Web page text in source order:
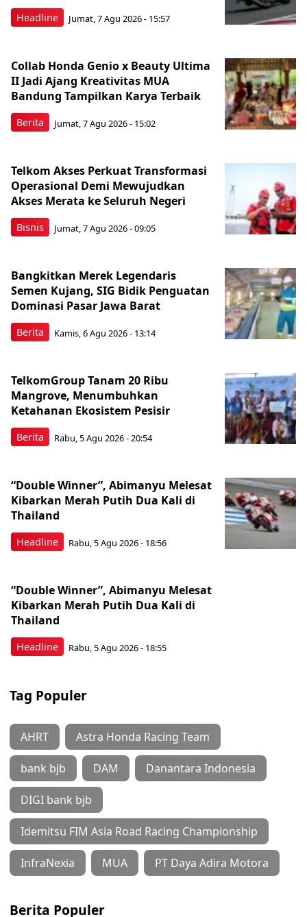
Headline Jumat, 7 Agu 2026 - 15:57
Berita
Collab Honda Genio x Beauty Ultima
II Jadi Ajang Kreativitas MUA
Bandung Tampilkan Karya Terbaik
Jumat, 7 Agu 2026 - 15:02
Bisnis
Telkom Akses Perkuat Transformasi
Operasional Demi Mewujudkan
Akses Merata ke Seluruh Negeri
Jumat, 7 Agu 2026 - 09:05
Berita
Bangkitkan Merek Legendaris
Semen Kujang, SIG Bidik Penguatan
Dominasi Pasar Jawa Barat
Kamis, 6 Agu 2026 - 13:14
Berita
TelkomGroup Tanam 20 Ribu
Mangrove, Menumbuhkan
Ketahanan Ekosistem Pesisir
Rabu, 5 Agu 2026 - 20:54
Headline
“Double Winner”, Abimanyu Melesat
Kibarkan Merah Putih Dua Kali di
Thailand
Rabu, 5 Agu 2026 - 18:56
Headline
“Double Winner”, Abimanyu Melesat
Kibarkan Merah Putih Dua Kali di
Thailand
Rabu, 5 Agu 2026 - 18:55
Tag Populer
AHRT Astra Honda Racing Team
bank bjb DAM Danantara Indonesia
DIGI bank bjb
Idemitsu FIM Asia Road Racing Championship
InfraNexia MUA PT Daya Adira Motora
Berita Populer